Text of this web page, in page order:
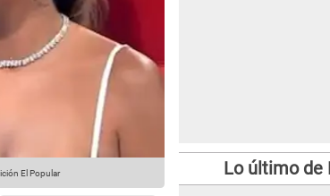
El Popular Lo último de